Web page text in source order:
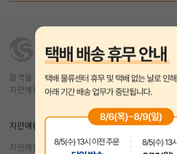
합격을 쉽고 빠르게,
지안에듀는 1년 안에 합격을 목표를 합니다.
지안에듀
지안에듀 공무원
제휴
강사지원